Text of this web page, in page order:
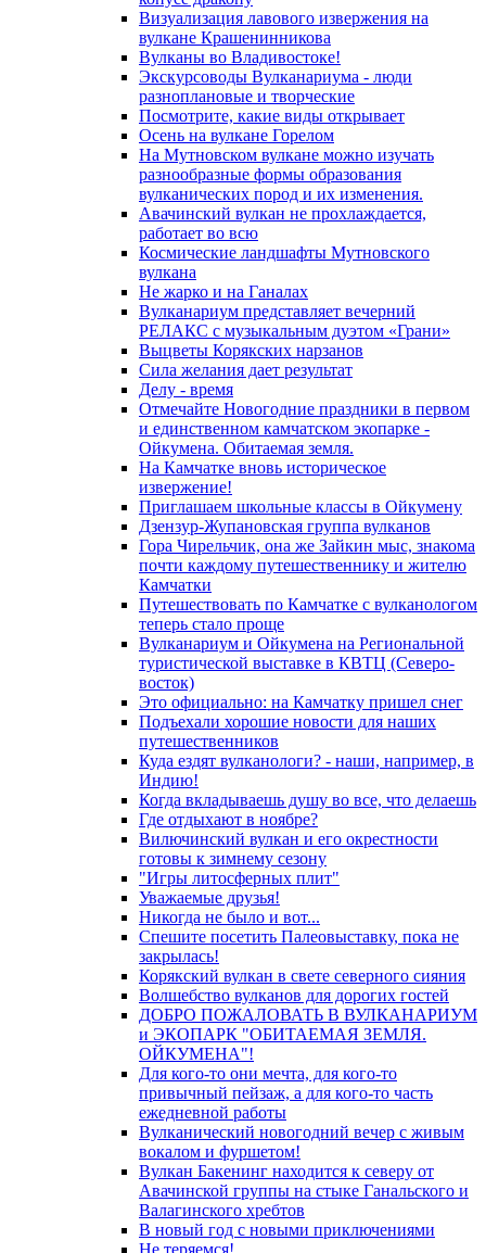
Визуализация лавового извержения на
вулкане Крашенинникова
Вулканы во Владивостоке!
Экскурсоводы Вулканариума - люди
разноплановые и творческие
Посмотрите, какие виды открывает
Осень на вулкане Горелом
На Мутновском вулкане можно изучать
разнообразные формы образования
вулканических пород и их изменения.
Авачинский вулкан не прохлаждается,
работает во всю
Космические ландшафты Мутновского
вулкана
Не жарко и на Ганалах
Вулканариум представляет вечерний
РЕЛАКС с музыкальным дуэтом «Грани»
Выцветы Корякских нарзанов
Сила желания дает результат
Делу - время
Отмечайте Новогодние праздники в первом
и единственном камчатском экопарке -
Ойкумена. Обитаемая земля.
На Камчатке вновь историческое
извержение!
Приглашаем школьные классы в Ойкумену
Дзензур-Жупановская группа вулканов
Гора Чирельчик, она же Зайкин мыс, знакома
почти каждому путешественнику и жителю
Камчатки
Путешествовать по Камчатке с вулканологом
теперь стало проще
Вулканариум и Ойкумена на Региональной
туристической выставке в КВТЦ (Северо-
восток)
Это официально: на Камчатку пришел снег
Подъехали хорошие новости для наших
путешественников
Куда ездят вулканологи? - наши, например, в
Индию!
Когда вкладываешь душу во все, что делаешь
Где отдыхают в ноябре?
Вилючинский вулкан и его окрестности
готовы к зимнему сезону
"Игры литосферных плит"
Уважаемые друзья!
Никогда не было и вот...
Спешите посетить Палеовыставку, пока не
закрылась!
Корякский вулкан в свете северного сияния
Волшебство вулканов для дорогих гостей
ДОБРО ПОЖАЛОВАТЬ В ВУЛКАНАРИУМ
и ЭКОПАРК "ОБИТАЕМАЯ ЗЕМЛЯ.
ОЙКУМЕНА"!
Для кого-то они мечта, для кого-то
привычный пейзаж, а для кого-то часть
ежедневной работы
Вулканический новогодний вечер с живым
вокалом и фуршетом!
Вулкан Бакенинг находится к северу от
Авачинской группы на стыке Ганальского и
Валагинского хребтов
В новый год с новыми приключениями
Не теряемся!